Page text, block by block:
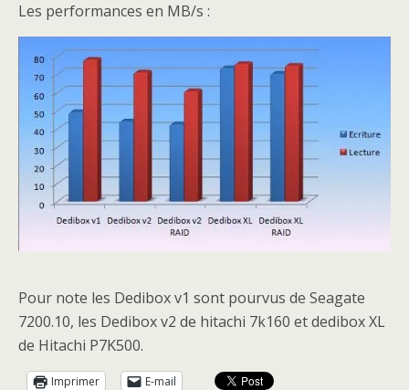
Les performances en MB/s :
Pour note les Dedibox v1 sont pourvus de Seagate
7200.10, les Dedibox v2 de hitachi 7k160 et dedibox XL
de Hitachi P7K500.
Imprimer E-mail